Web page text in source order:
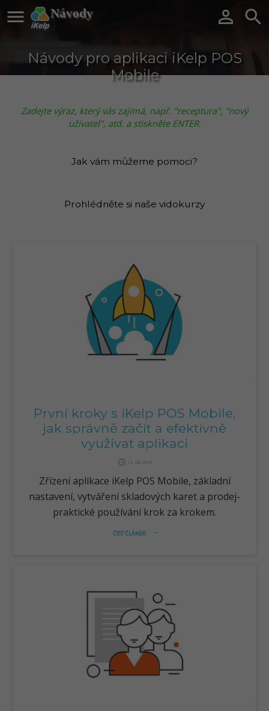
Návody
  
Návody pro aplikaci iKelp POS
Mobile
Zadejte výraz, který vás zajímá, např. "receptura", "nový
uživatel", atd. a stiskněte ENTER.
Jak vám můžeme pomoci?
Prohlédněte si naše vidokurzy
První kroky s iKelp POS Mobile,
jak správně začít a efektivně
využívat aplikaci
query_builder 17. září 2019
Zřízení aplikace iKelp POS Mobile, základní
nastavení, vytváření skladových karet a prodej-
praktické používání krok za krokem.
arrow_right_alt
ČÍST ČLÁNEK